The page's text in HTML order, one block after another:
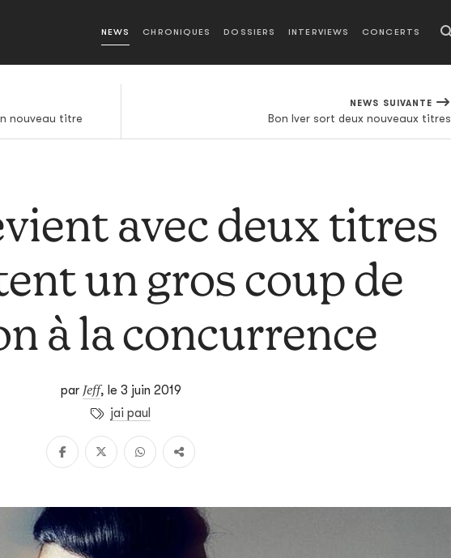
NEWS CHRONIQUES DOSSIERS INTERVIEWS CONCERTS
nouveau titre
NEWS SUIVANTE
Bon Iver sort deux nouveaux titres
avec deux titres
un gros coup de
à la concurrence
par Jeff, le 3 juin 2019
jai paul